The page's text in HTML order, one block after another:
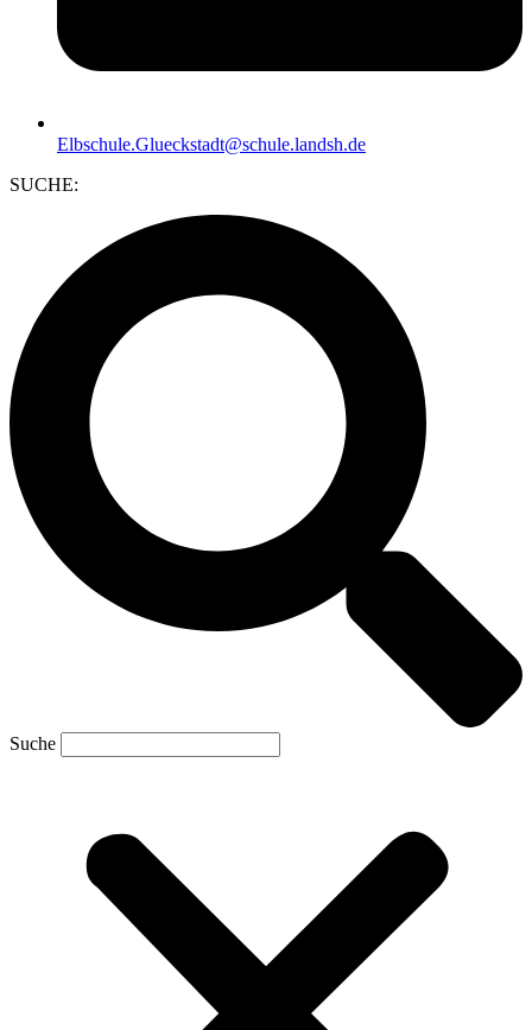
Elbschule.Glueckstadt@schule.landsh.de
SUCHE:
Suche